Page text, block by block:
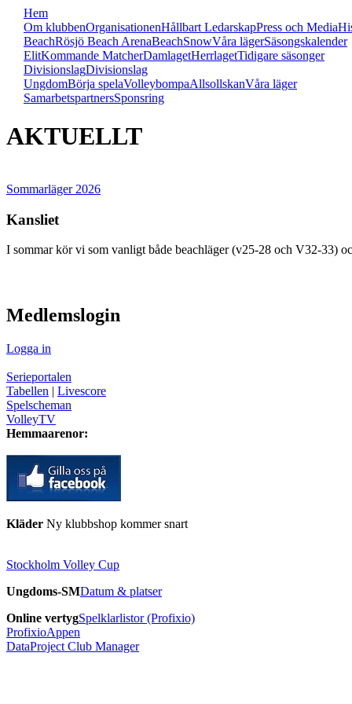
Hem
Om klubbenOrganisationenHållbart LedarskapPress och Media
BeachRösjö Beach ArenaBeachSnowVåra lägerSäsongskalender
ElitKommande MatcherDamlagetHerrlagetTidigare säsonger
DivisionslagDivisionslag
UngdomBörja spelaVolleybompaAllsollskanVåra läger
SamarbetspartnersSponsring
AKTUELLT
Sommarläger 2026
Kansliet
I sommar kör vi som vanligt både beachläger (v25-28 och V32-33)
Medlemslogin
Logga in
Serieportalen
Tabellen | Livescore
Spelscheman
VolleyTV
Hemmaarenor:
Kläder Ny klubbshop kommer snart
Stockholm Volley Cup
Ungdoms-SMDatum & platser
Online vertygSpelklarlistor (Profixio)
ProfixioAppen
DataProject Club Manager